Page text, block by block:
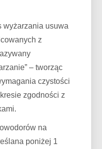
wyżarzania usuwa
z
– tworząc
czystości
zgodności z
na
poniżej 1